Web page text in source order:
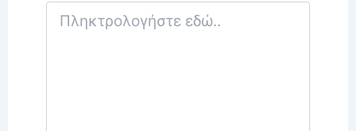
Πληκτρολογήστε
εδώ..